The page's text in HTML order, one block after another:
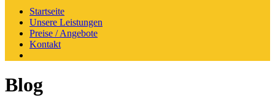
Startseite
Unsere Leistungen
Preise / Angebote
Kontakt
Blog